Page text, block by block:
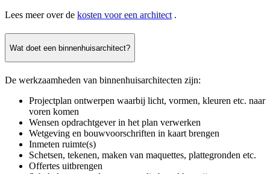
Lees meer over de kosten voor een architect .
Wat doet een binnenhuisarchitect?
De werkzaamheden van binnenhuisarchitecten zijn:
Projectplan ontwerpen waarbij licht, vormen, kleuren etc. naar
voren komen
Wensen opdrachtgever in het plan verwerken
Wetgeving en bouwvoorschriften in kaart brengen
Inmeten ruimte(s)
Schetsen, tekenen, maken van maquettes, plattegronden etc.
Offertes uitbrengen